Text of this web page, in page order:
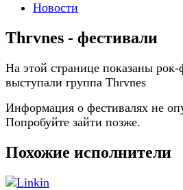
Новости
Thrvnes - фестивали
На этой странице показаны
выступали группа Thrvnes
Информация о фестивалях не
Попробуйте зайти позже.
Похожие исполнители